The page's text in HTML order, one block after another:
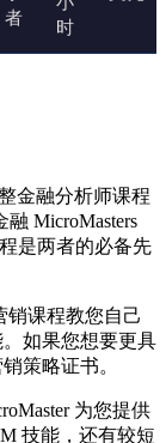
者
时
金融分析师课程
MicroMasters
是两者的必备先
销课程教您自己
如果您想要更具
策略证书。
为您提供
技能，还有较短